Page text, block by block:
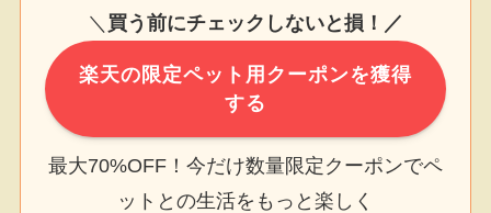
＼ 買う前にチェックしないと損！／
楽天の限定ペット用クーポンを獲得
する
最大70%OFF！今だけ数量限定クーポンでペ
ットとの生活をもっと楽しく